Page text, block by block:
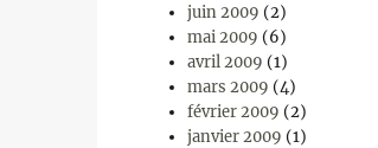
juin 2009 (2)
mai 2009 (6)
avril 2009 (1)
mars 2009 (4)
février 2009 (2)
janvier 2009 (1)